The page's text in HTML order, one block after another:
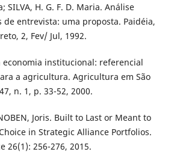
SILVA, H. G. F. D. Maria. Análise
entrevista: uma proposta. Paidéia,
2, Fev/ Jul, 1992.
economia institucional: referencial
a agricultura. Agricultura em São
n. 1, p. 33-52, 2000.
Joris. Built to Last or Meant to
in Strategic Alliance Portfolios.
26(1): 256-276, 2015.